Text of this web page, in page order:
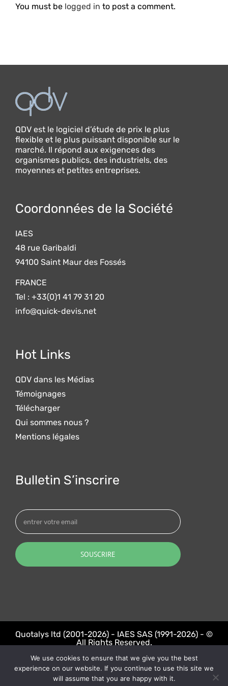
You must be logged in to post a comment.
QDV est le logiciel d’étude de prix le plus
flexible et le plus puissant disponible sur le
marché. Il répond aux exigences des
organismes publics, des industriels, des
moyennes et petites entreprises.
Coordonnées de la Société
IAES
48 rue Garibaldi
94100 Saint Maur des Fossés
FRANCE
Tel : +33(0)1 41 79 31 20
info@quick-devis.net
Hot Links
QDV dans les Médias
Témoignages
Télécharger
Qui sommes nous ?
Mentions légales
Bulletin S’inscrire
Quotalys ltd (2001-2026) - IAES SAS (1991-2026) - ©
All Rights Reserved.
LinkedInTwitter
We use cookies to ensure that we give you the best
experience on our website. If you continue to use this site we
will assume that you are happy with it.